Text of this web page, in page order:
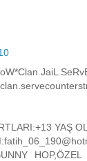
JaiL
YAŞ